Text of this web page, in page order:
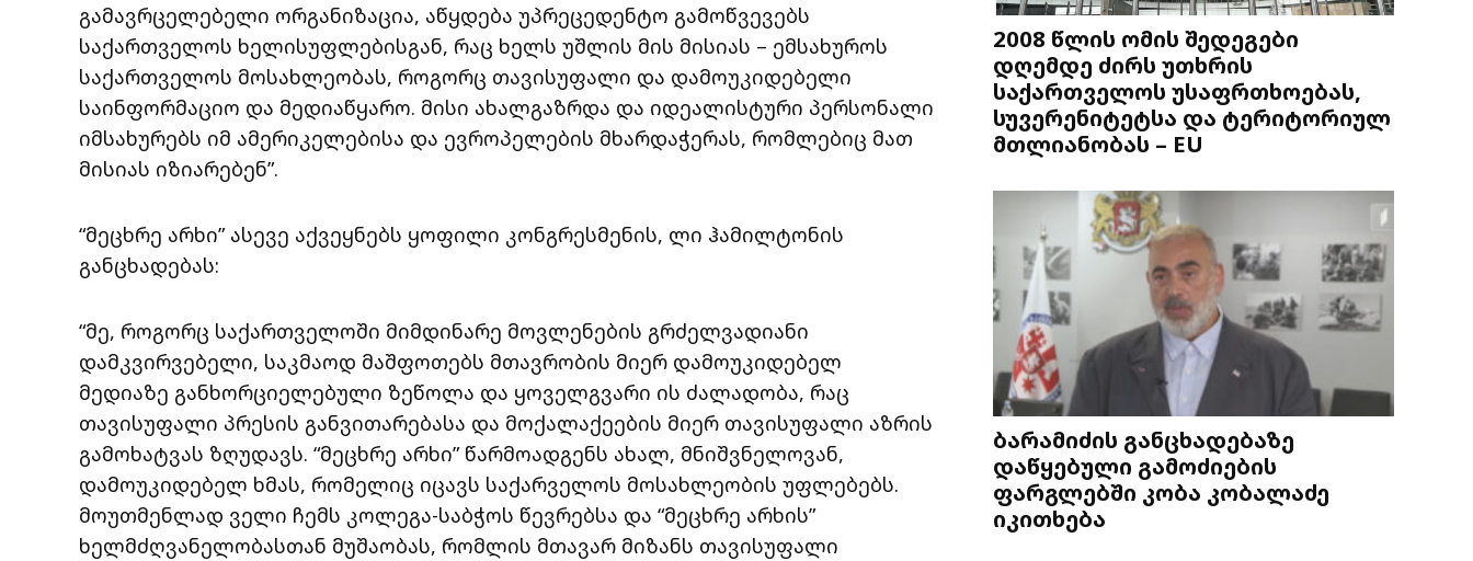
გამავრცელებელი ორგანიზაცია, აწყდება უპრეცედენტო გამოწვევებს
საქართველოს ხელისუფლებისგან, რაც ხელს უშლის მის მისიას – ემსახუროს
საქართველოს მოსახლეობას, როგორც თავისუფალი და დამოუკიდებელი
საინფორმაციო და მედიაწყარო. მისი ახალგაზრდა და იდეალისტური პერსონალი
იმსახურებს იმ ამერიკელებისა და ევროპელების მხარდაჭერას, რომლებიც მათ
მისიას იზიარებენ”.
“მეცხრე არხი” ასევე აქვეყნებს ყოფილი კონგრესმენის, ლი ჰამილტონის
განცხადებას:
“მე, როგორც საქართველოში მიმდინარე მოვლენების გრძელვადიანი
დამკვირვებელი, საკმაოდ მაშფოთებს მთავრობის მიერ დამოუკიდებელ
მედიაზე განხორციელებული ზეწოლა და ყოველგვარი ის ძალადობა, რაც
თავისუფალი პრესის განვითარებასა და მოქალაქეების მიერ თავისუფალი აზრის
გამოხატვას ზღუდავს. “მეცხრე არხი” წარმოადგენს ახალ, მნიშვნელოვან,
დამოუკიდებელ ხმას, რომელიც იცავს საქარველოს მოსახლეობის უფლებებს.
მოუთმენლად ველი ჩემს კოლეგა-საბჭოს წევრებსა და “მეცხრე არხის”
ხელმძღვანელობასთან მუშაობას, რომლის მთავარ მიზანს თავისუფალი
2008 წლის ომის შედეგები
დღემდე ძირს უთხრის
საქართველოს უსაფრთხოებას,
სუვერენიტეტსა და ტერიტორიულ
მთლიანობას – EU
ბარამიძის განცხადებაზე
დაწყებული გამოძიების
ფარგლებში კობა კობალაძე
იკითხება